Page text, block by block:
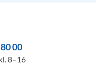
00
8–16